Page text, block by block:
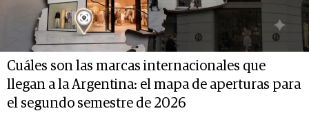
Cuáles son las marcas internacionales que
llegan a la Argentina: el mapa de aperturas para
el segundo semestre de 2026